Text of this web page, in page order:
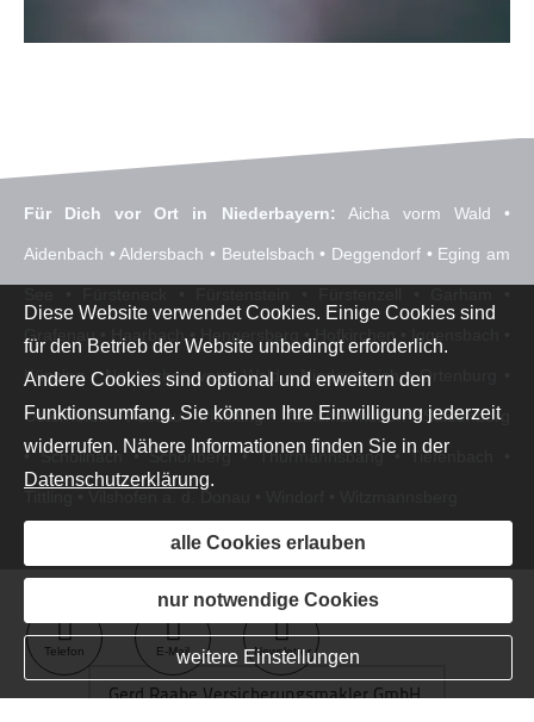
Telefon E-Mail Newsletter
Für Dich vor Ort in Niederbayern: Aicha vorm Wald •
Aidenbach • Aldersbach • Beutelsbach • Deggendorf • Eging am
Grafenau • Haarbach • Hengersberg • Hofkirchen • Iggensbach •
Künzing • Neukirchen vorm Wald • Niederalteich • Ortenburg •
Osterhofen • Passau • Pleinting • Rathsmannsdorf • Saldenburg
• Schöllnach • Schönberg • Thurmannsbang • Tiefenbach •
Seite teilen:
Diese Website verwendet Cookies. Einige Cookies sind
für den Betrieb der Website unbedingt erforderlich.
Andere Cookies sind optional und erweitern den
Funktionsumfang. Sie können Ihre Einwilligung jederzeit
widerrufen. Nähere Informationen finden Sie in der
Datenschutzerklärung.
alle Cookies erlauben
nur notwendige Cookies
weitere Einstellungen